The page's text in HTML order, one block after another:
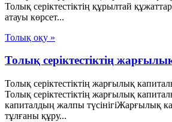
Толық серiктестiктiң құрылтай
атауы көрсет...
Толық оқу »
Толық серіктестіктің
Толық серіктестіктің жарғылық
Толық серіктестіктің жарғылық
капиталдың жалпы түсінігіЖарғылық
тұлғаны құру...